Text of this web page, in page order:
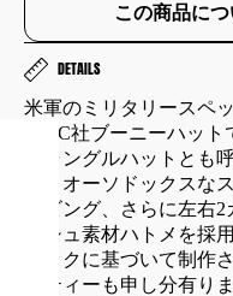
この商品に
DETAILS
米軍のミリタリースペ
SPEC社ブーニーハット
ジャングルハットとも
で、オーソドックスな
ェビング、さらに左右
ッシュ素材ハトメを採
ペックに基づいて制作
リティーも申し分有り